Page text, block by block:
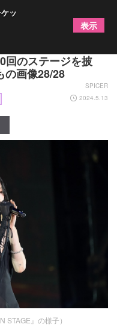
ポート 歴代最多の
回のステージを披
画像28/28
SPICER
2024.5.13
STAGE』の様子）
ッ
表示